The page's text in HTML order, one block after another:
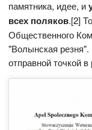
памятника, идее, и
всех поляков.[2]
Общественного
"Волынская
отправной точкой